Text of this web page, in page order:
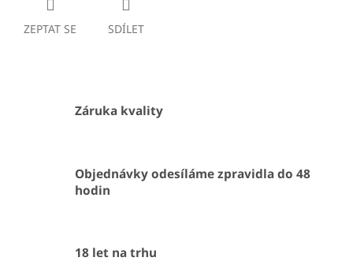
ZEPTAT SE SDÍLET
Záruka kvality
Objednávky odesíláme zpravidla do 48
hodin
18 let na trhu